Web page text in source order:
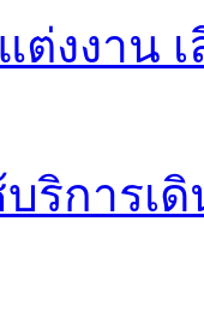
ต่งงาน
บริการเ